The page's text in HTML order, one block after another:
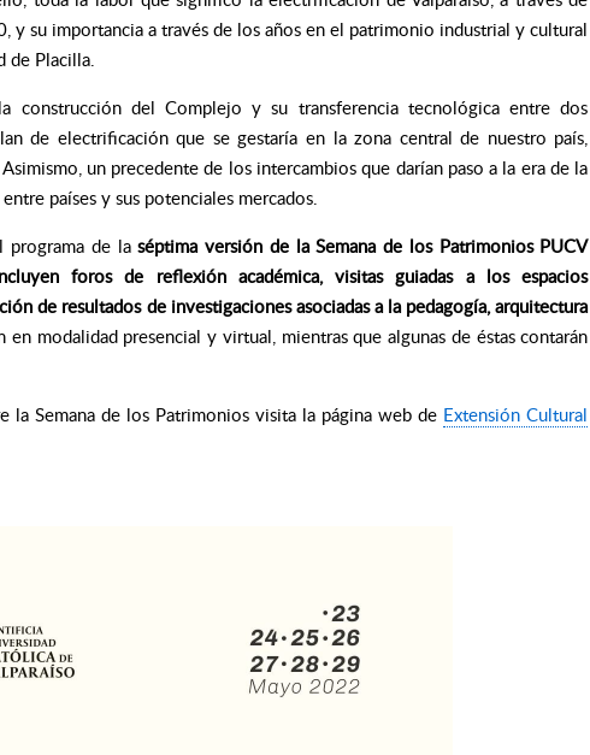
y su importancia a través de los años en el patrimonio industrial y cultural
de Placilla.
construcción del Complejo y su transferencia tecnológica entre dos
de electrificación que se gestaría en la zona central de nuestro país,
un precedente de los intercambios que darían paso a la era de la
países y sus potenciales mercados.
programa de laséptima versión de la Semana de los Patrimonios PUCV
foros de reflexión académica, visitas guiadas a los espacios
de resultados de investigaciones asociadas a la pedagogía, arquitectura
en modalidad presencial y virtual, mientras que algunas de éstas contarán
la Semana de los Patrimonios visita la página web de Extensión Cultural